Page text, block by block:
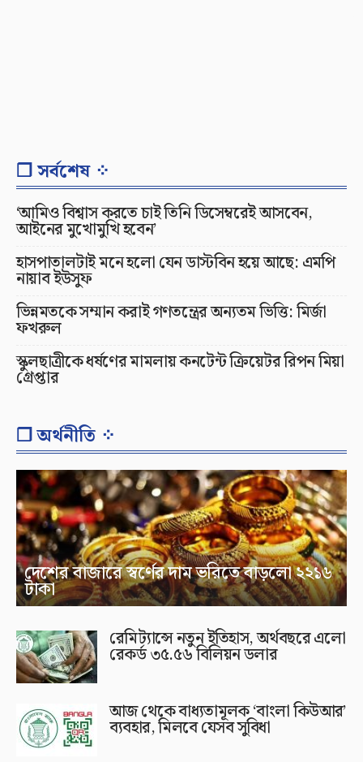
❐ সর্বশেষ ⁘
‘আমিও বিশ্বাস করতে চাই তিনি ডিসেম্বরেই আসবেন,
আইনের মুখোমুখি হবেন’
হাসপাতালটাই মনে হলো যেন ডাস্টবিন হয়ে আছে: এমপি
নায়াব ইউসুফ
ভিন্নমতকে সম্মান করাই গণতন্ত্রের অন্যতম ভিত্তি: মির্জা
ফখরুল
স্কুলছাত্রীকে ধর্ষণের মামলায় কনটেন্ট ক্রিয়েটর রিপন মিয়া
গ্রেপ্তার
❐ অর্থনীতি ⁘
দেশের বাজারে স্বর্ণের দাম ভরিতে বাড়লো ২২১৬
টাকা
রেমিট্যান্সে নতুন ইতিহাস, অর্থবছরে এলো
রেকর্ড ৩৫.৫৬ বিলিয়ন ডলার
আজ থেকে বাধ্যতামূলক ‘বাংলা কিউআর’
ব্যবহার, মিলবে যেসব সুবিধা